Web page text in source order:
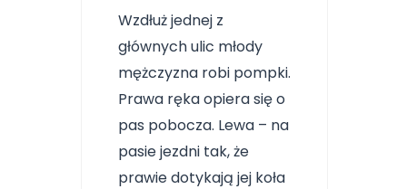
Wzdłuż jednej z
głównych ulic młody
mężczyzna robi pompki.
Prawa ręka opiera się o
pas pobocza. Lewa – na
pasie jezdni tak, że
prawie dotykają jej koła